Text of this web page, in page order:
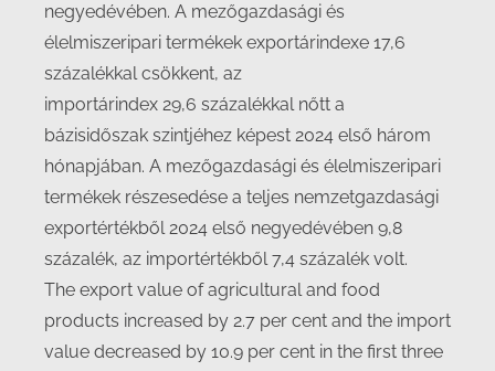
negyedévében. A mezőgazdasági és
élelmiszeripari termékek exportárindexe 17,6
százalékkal csökkent, az
importárindex 29,6 százalékkal nőtt a
bázisidőszak szintjéhez képest 2024 első három
hónapjában. A mezőgazdasági és élelmiszeripari
termékek részesedése a teljes nemzetgazdasági
exportértékből 2024 első negyedévében 9,8
százalék, az importértékből 7,4 százalék volt.
The export value of agricultural and food
products increased by 2.7 per cent and the import
value decreased by 10.9 per cent in the first three